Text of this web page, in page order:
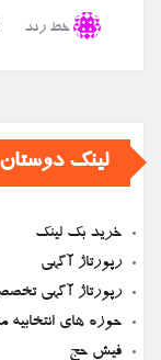
خط رند
لینک
خرید بک لینک
رپورتاژ آگهی
رپورتاژ آگهی
حوزه های
فیش حج